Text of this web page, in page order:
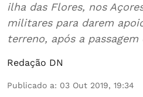
ilha das Flores, nos
militares para darem
terreno, após a
Redação DN
Publicado a: 03 Out 2019, 19:34